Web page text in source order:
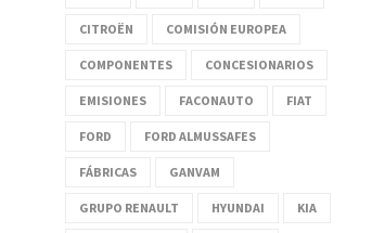
CITROËN COMISIÓN EUROPEA
COMPONENTES CONCESIONARIOS
EMISIONES FACONAUTO FIAT
FORD FORD ALMUSSAFES
FÁBRICAS GANVAM
GRUPO RENAULT HYUNDAI KIA